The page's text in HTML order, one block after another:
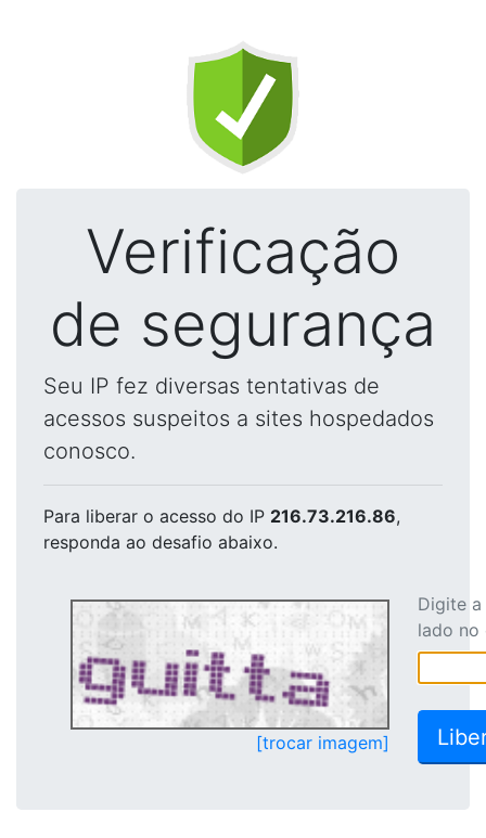
Verificação
de segurança
Seu IP fez diversas tentativas de
acessos suspeitos a sites hospedados
conosco.
Para liberar o acesso do IP 216.73.216.86,
responda ao desafio abaixo.
[trocar imagem]
Digite
lado no